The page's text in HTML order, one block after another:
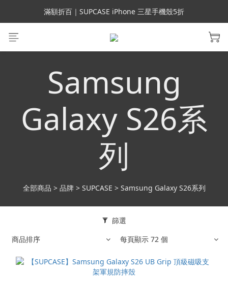
會員699免運｜父親節禮手機殼5折、行動電源66折
滿額折百｜SUPCASE iPhone 三星手機殼5折
會員699免運｜父親節禮手機殼5折、行動電源66折
Samsung
Galaxy S26系
列
全部商品 > 品牌 > SUPCASE > Samsung Galaxy S26系列
篩選
商品排序
每頁顯示 72 個